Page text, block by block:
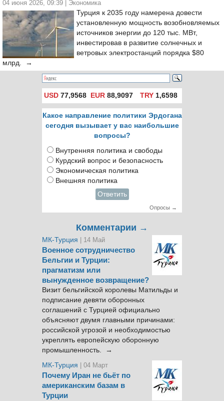
04 июня 2026, 09:39
Экономика
Турция к 2035 году намерена довести
установленную мощность возобновляемых
источников энергии до 120 тыс. МВт,
инвестировав в развитие солнечных и
ветровых электростанций порядка $80
млрд. →
USD 77,9568 EUR 88,9097 TRY1,6598
Какое направление политики Эрдогана
сегодня вызывает у вас наибольшие
вопросы?
Внутренняя политика и свободы
Курдский вопрос и безопасность
Экономическая политика
Внешняя политика
Ответить
Опросы →
Комментарии →
МК-Турция | 14 Май
Военное сотрудничество
Бельгии и Турции:
прагматизм или
вынужденное возвращение?
Визит бельгийской королевы Матильды и
подписание девяти оборонных
соглашений с Турцией официально
объясняют двумя главными причинами:
российской угрозой и необходимостью
укреплять европейскую оборонную
промышленность. →
МК-Турция
| 04 Март
Почему Иран не бьёт по
американским базам в
Турции